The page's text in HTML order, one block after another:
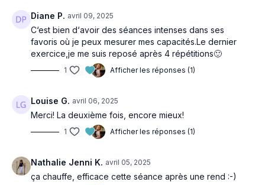
Diane P. avril 09, 2025
C‘est bien d‘avoir des séances intenses dans ses
favoris où je peux mesurer mes capacités.Le dernier
exercice,je me suis reposé après 4 répétitions🙂
1 Afficher les réponses (1)
Louise G. avril 06, 2025
Merci! La deuxième fois, encore mieux!
1 Afficher les réponses (1)
Nathalie Jenni K. avril 05, 2025
ça chauffe, efficace cette séance après une rend :-)